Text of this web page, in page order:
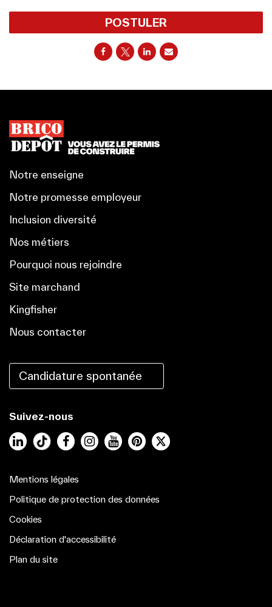
POSTULER
Notre enseigne
Notre promesse employeur
Inclusion diversité
Nos métiers
Pourquoi nous rejoindre
Site marchand
Kingfisher
Nous contacter
Candidature spontanée
Suivez-nous
LinkedIn FacebookInstagramYouTubePinterest
Mentions légales
Politique de protection des données
Cookies
Déclaration d'accessibilité
Plan du site